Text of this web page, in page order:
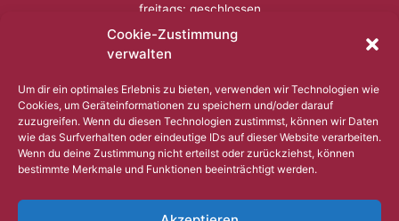
Cookie-Zustimmung
verwalten
Um dir ein optimales Erlebnis zu bieten, verwenden wir Technologien wie
Cookies, um Geräteinformationen zu speichern und/oder darauf
zuzugreifen. Wenn du diesen Technologien zustimmst, können wir Daten
wie das Surfverhalten oder eindeutige IDs auf dieser Website verarbeiten.
Wenn du deine Zustimmung nicht erteilst oder zurückziehst, können
bestimmte Merkmale und Funktionen beeinträchtigt werden.
freitags: geschlossen
Telefon: 0201 – 57 17 430
Bitte nutzen Sie außerhalb der Öffnungszeiten den
Anrufbeantworter.